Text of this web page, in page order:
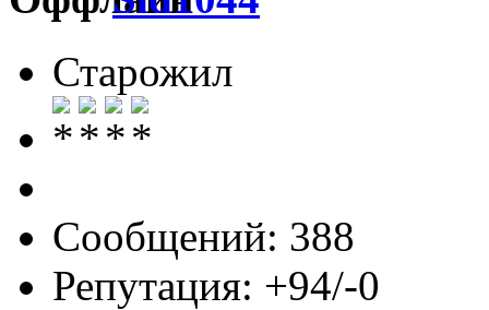
Старожил
Сообщений: 388
Репутация: +94/-0